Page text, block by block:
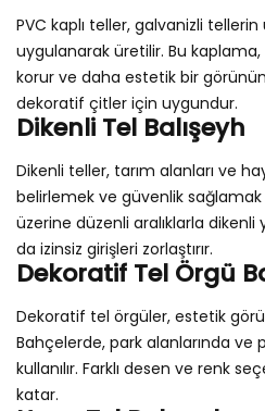
PVC kaplı teller, galvanizli
uygulanarak üretilir. Bu kaplama,
korur ve daha estetik bir
dekoratif çitler için uygundur.
Dikenli Tel Balışeyh
Dikenli teller, tarım alanları ve
belirlemek ve güvenlik sağlamak
üzerine düzenli aralıklarla dikenli
da izinsiz girişleri zorlaştırır.
Dekoratif Tel Örgü
Dekoratif tel örgüler, estetik
Bahçelerde, park alanlarında ve
kullanılır. Farklı desen ve renk
katar.